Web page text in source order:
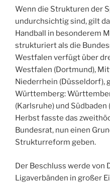
Wenn die Strukturen der
undurchsichtig sind, gilt
Handball in besonderem
strukturiert als die
Westfalen verfügt über
Westfalen (Dortmund),
Niederrhein (Düsseldorf),
Württemberg:
(Karlsruhe) und
Herbst fasste das
Bundesrat, nun einen
Strukturreform geben.
Der Beschluss werde von
Ligaverbänden in großer